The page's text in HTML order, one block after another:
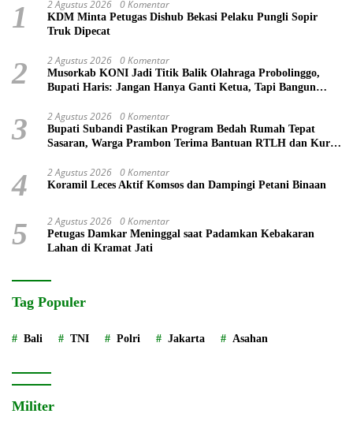
1 2 Agustus 2026 0 Komentar
KDM Minta Petugas Dishub Bekasi Pelaku Pungli Sopir
Truk Dipecat
2 2 Agustus 2026 0 Komentar
Musorkab KONI Jadi Titik Balik Olahraga Probolinggo,
Bupati Haris: Jangan Hanya Ganti Ketua, Tapi Bangun
3 2 Agustus 2026 0 Komentar
Bupati Subandi Pastikan Program Bedah Rumah Tepat
Sasaran, Warga Prambon Terima Bantuan RTLH dan Kursi
4 2 Agustus 2026 0 Komentar
Koramil Leces Aktif Komsos dan Dampingi Petani Binaan
5 2 Agustus 2026 0 Komentar
Petugas Damkar Meninggal saat Padamkan Kebakaran
Lahan di Kramat Jati
Tag Populer
Bali TNI Polri Jakarta Asahan
Militer